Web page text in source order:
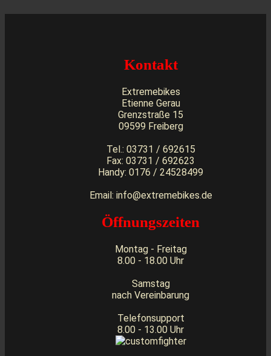
Kontakt
Extremebikes
Etienne Gerau
Grenzstraße 15
09599 Freiberg
Tel.: 03731 / 692615
Fax: 03731 / 692623
Handy: 0176 / 24528499
Email: info@extremebikes.de
Öffnungszeiten
Montag - Freitag
8.00 - 18.00 Uhr
Samstag
nach Vereinbarung
Telefonsupport
8.00 - 13.00 Uhr